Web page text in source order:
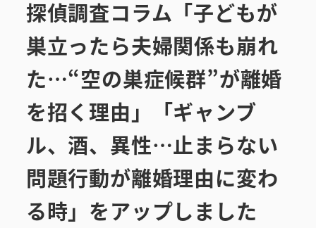
探偵調査コラム「子どもが
巣立ったら夫婦関係も崩れ
た…“空の巣症候群”が離婚
を招く理由」「ギャンブ
ル、酒、異性…止まらない
問題行動が離婚理由に変わ
る時」をアップしました